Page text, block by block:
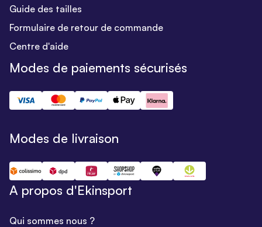
Guide des tailles
Formulaire de retour de commande
Centre d'aide
Modes de paiements sécurisés
Modes de livraison
A propos d'Ekinsport
Qui sommes nous ?